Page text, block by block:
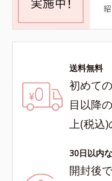
送料無料
初めて
目以降
上(税込
30日以内
開封後